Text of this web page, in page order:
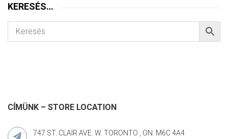
KERESÉS…
CÍMÜNK – STORE LOCATION
747 ST. CLAIR AVE. W. TORONTO , ON. M6C 4A4